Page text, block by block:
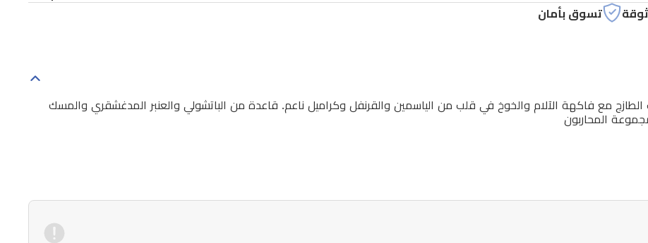
تسوق بأمان
مع فاكهة الآلام والخوخ في قلب من الياسمين والقرنفل وكراميل ناعم. قاعدة من الباتشولي والعنبر المدغشقري والمسك
المحاربون